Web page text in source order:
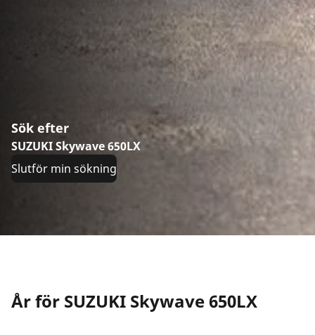
Sök efter
SUZUKI Skywave 650LX
Slutför min sökning
År för SUZUKI Skywave 650LX